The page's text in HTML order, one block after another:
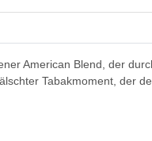
American Blend, der
Tabakmoment, der